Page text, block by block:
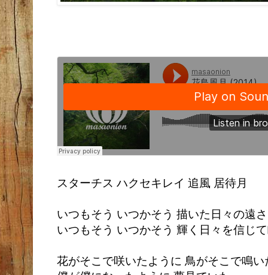
スターチス ハクセキレイ 追風 居待月
いつもそう いつかそう 描いた日々の遠
いつもそう いつかそう 輝く日々を信じ
花がそこで咲いたように 鳥がそこで鳴い